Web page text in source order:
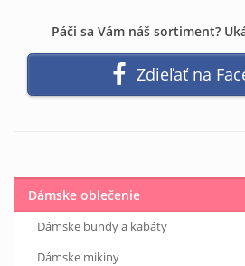
Páči sa Vám náš sortiment?
Zdieľať na
Dámske oblečenie
Dámske bundy a kabáty
Dámske mikiny